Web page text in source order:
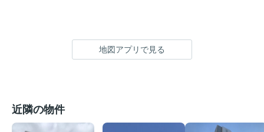
地図アプリで見る
近隣の物件